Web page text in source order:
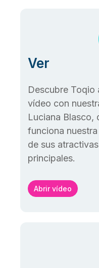
Ver
Descubre Toqio
vídeo con
Luciana Blasco,
funciona
de sus
principales.
Abrir vídeo